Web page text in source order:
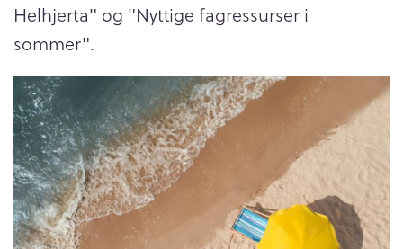
Helhjerta" og "Nyttige fagressurser i
sommer".